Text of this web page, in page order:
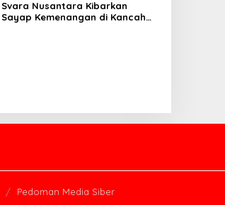
Svara Nusantara Kibarkan
Sayap Kemenangan di Kancah
Pedoman Media Siber